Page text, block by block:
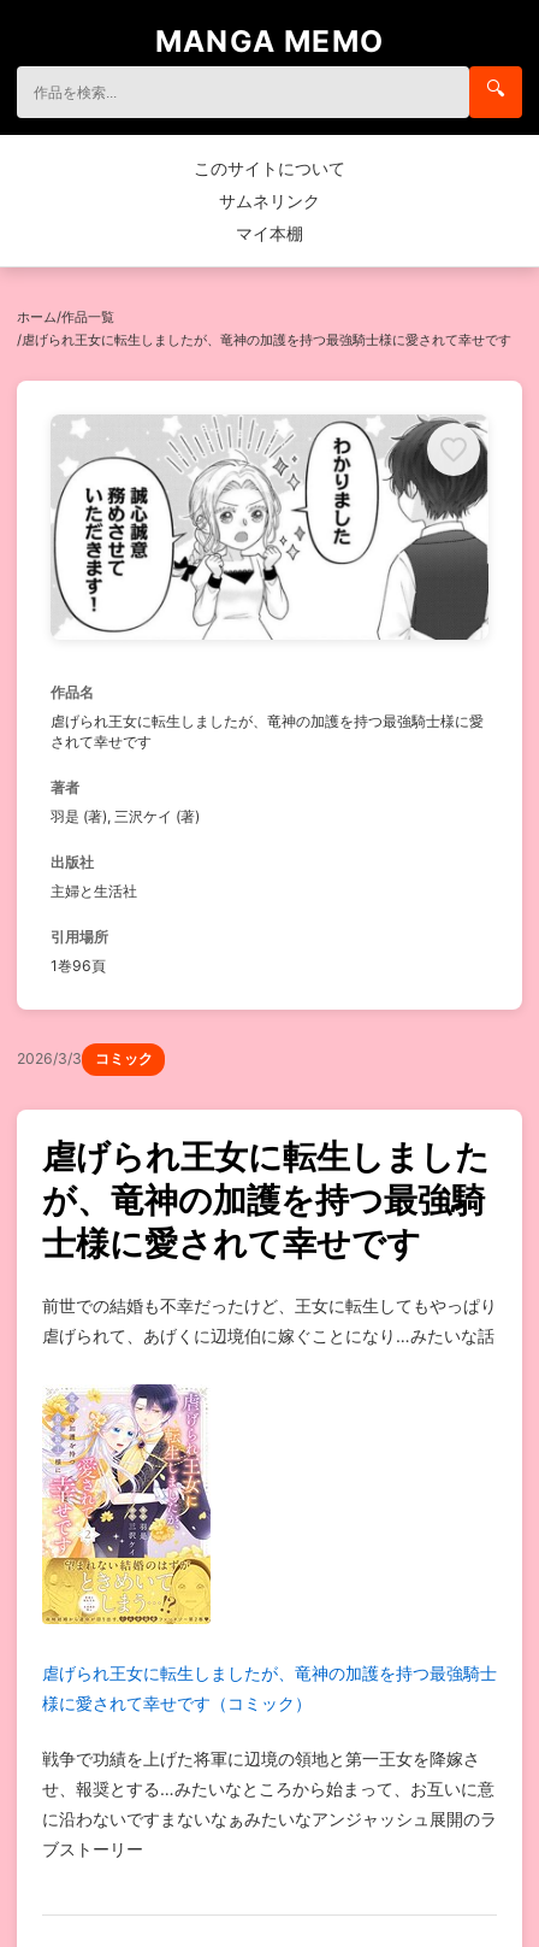
MANGA MEMO
🔍
このサイトについて
サムネリンク
マイ本棚
ホーム/作品一覧
/虐げられ王女に転生しましたが、竜神の加護を持つ最強騎士様に愛されて幸せです
作品名
虐げられ王女に転生しましたが、竜神の加護を持つ最強騎士様に愛
されて幸せです
著者
羽是 (著), 三沢ケイ (著)
出版社
主婦と生活社
引用場所
1巻96頁
2026/3/3 コミック
虐げられ王女に転生しました
が、竜神の加護を持つ最強騎
士様に愛されて幸せです
前世での結婚も不幸だったけど、王女に転生してもやっぱり
虐げられて、あげくに辺境伯に嫁ぐことになり…みたいな話
虐げられ王女に転生しましたが、竜神の加護を持つ最強騎士
様に愛されて幸せです（コミック）
戦争で功績を上げた将軍に辺境の領地と第一王女を降嫁さ
せ、報奨とする…みたいなところから始まって、お互いに意
に沿わないですまないなぁみたいなアンジャッシュ展開のラ
ブストーリー